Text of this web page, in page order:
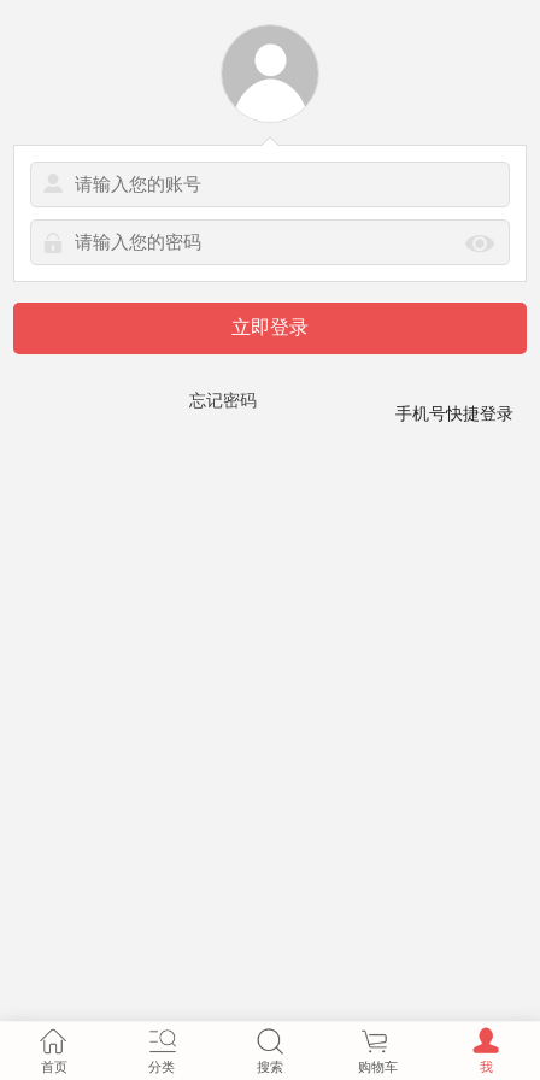
立即登录
忘记密码
手机号快捷登录
首页 分类 搜索 购物车 我